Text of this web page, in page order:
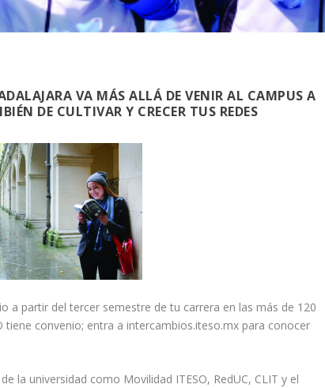
VA MÁS ALLÁ DE VENIR AL CAMPUS A
DE CULTIVAR Y CRECER TUS REDES
a partir del tercer semestre de tu carrera en las más de 120
tiene convenio; entra a intercambios.iteso.mx para conocer
la universidad como Movilidad ITESO, RedUC, CLIT y el